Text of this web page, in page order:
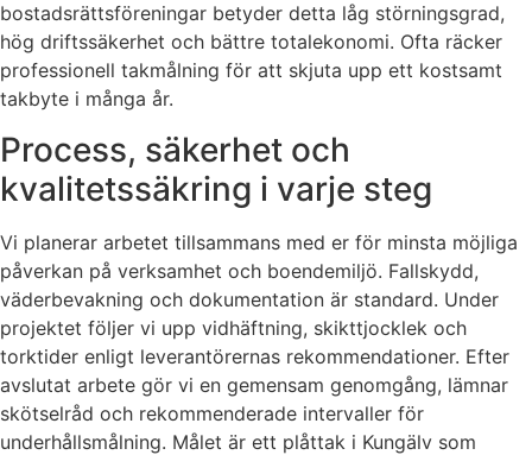
bostadsrättsföreningar betyder detta låg störningsgrad,
hög driftssäkerhet och bättre totalekonomi. Ofta räcker
professionell takmålning för att skjuta upp ett kostsamt
takbyte i många år.
Process, säkerhet och
kvalitetssäkring i varje steg
Vi planerar arbetet tillsammans med er för minsta möjliga
påverkan på verksamhet och boendemiljö. Fallskydd,
väderbevakning och dokumentation är standard. Under
projektet följer vi upp vidhäftning, skikttjocklek och
torktider enligt leverantörernas rekommendationer. Efter
avslutat arbete gör vi en gemensam genomgång, lämnar
skötselråd och rekommenderade intervaller för
underhållsmålning. Målet är ett plåttak i Kungälv som